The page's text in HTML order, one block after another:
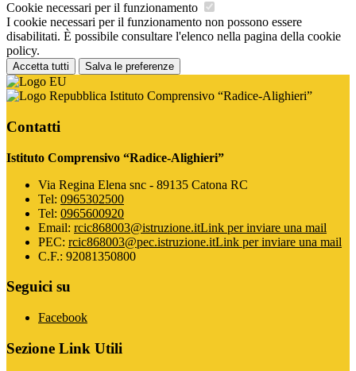
Cookie necessari per il funzionamento
I cookie necessari per il funzionamento non possono essere
disabilitati. È possibile consultare l'elenco nella pagina della cookie
policy.
Accetta tutti Salva le preferenze
Istituto Comprensivo “Radice-Alighieri”
Contatti
Istituto Comprensivo “Radice-Alighieri”
Via Regina Elena snc - 89135 Catona RC
Tel: 0965302500
Tel: 0965600920
Email: rcic868003@istruzione.itLink per inviare una mail
PEC: rcic868003@pec.istruzione.itLink per inviare una mail
C.F.: 92081350800
Seguici su
Facebook
Sezione Link Utili